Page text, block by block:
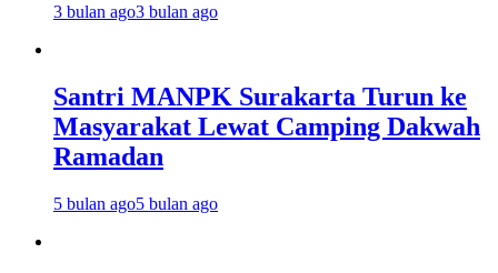
3 bulan ago3 bulan ago
Santri MANPK Surakarta Turun ke
Masyarakat Lewat Camping Dakwah
Ramadan
5 bulan ago5 bulan ago